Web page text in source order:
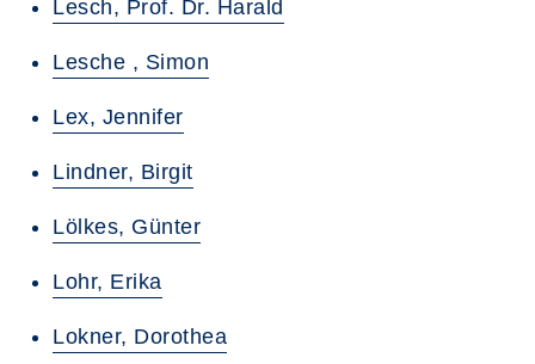
Lesch, Prof. Dr. Harald
Lesche , Simon
Lex, Jennifer
Lindner, Birgit
Lölkes, Günter
Lohr, Erika
Lokner, Dorothea